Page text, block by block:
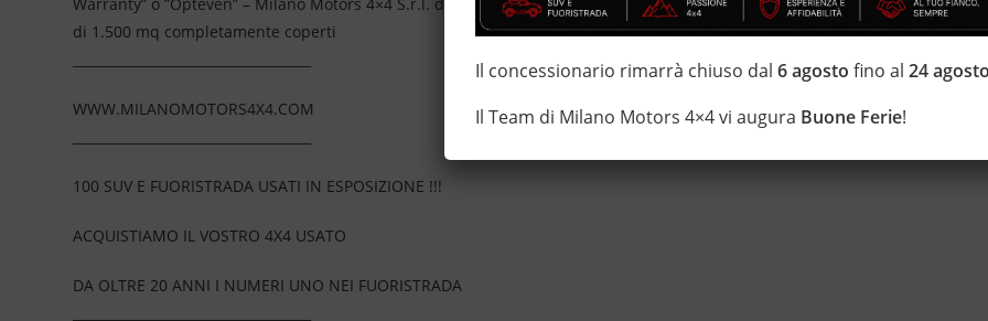
di 1.500 mq completamente coperti
WWW.MILANOMOTORS4X4.COM
100 SUV E FUORISTRADA USATI IN ESPOSIZIONE !!!
ACQUISTIAMO IL VOSTRO 4X4 USATO
DA OLTRE 20 ANNI I NUMERI UNO NEI FUORISTRADA
Il concessionario rimarrà chiuso dal6 agosto fino al24
Il Team di Milano Motors 4×4 vi augura Buone Ferie!